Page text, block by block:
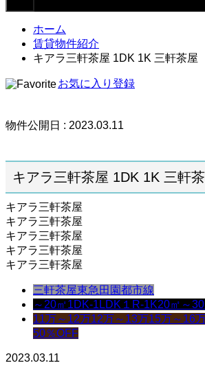
ホーム
賃貸物件紹介
キアラ三軒茶屋 1DK 1K 三軒茶屋
お気に入り登録
物件公開日 : 2023.03.11
キアラ三軒茶屋 1DK 1K 三軒
キアラ三軒茶屋
キアラ三軒茶屋
キアラ三軒茶屋
キアラ三軒茶屋
キアラ三軒茶屋
三軒茶屋東急田園都市線
～20㎡1DK-1LDK １R-1K20㎡～
11万～12万12万～13万15万～16
50％OFF
2023.03.11